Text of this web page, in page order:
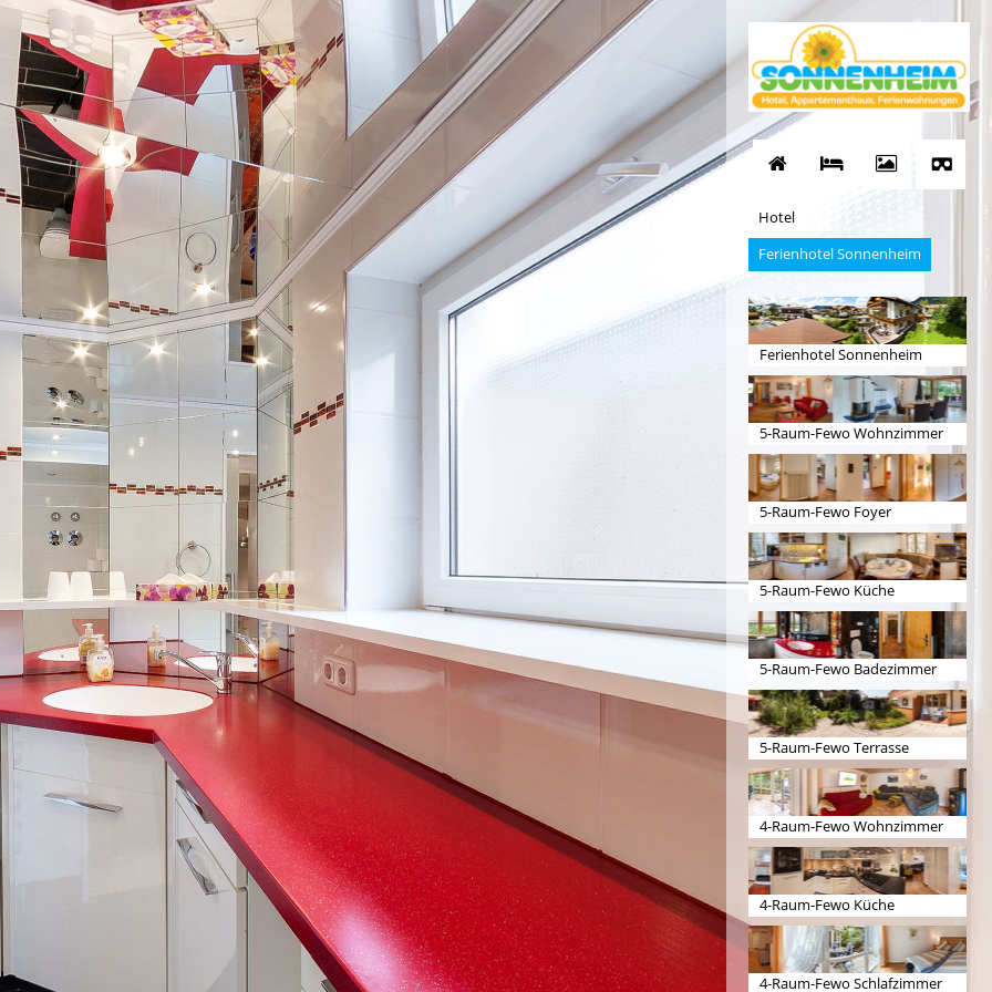
Hotel
Ferienhotel Sonnenheim
Ferienhotel Sonnenheim
5-Raum-Fewo Wohnzimmer
5-Raum-Fewo Foyer
5-Raum-Fewo Küche
5-Raum-Fewo Badezimmer
5-Raum-Fewo Terrasse
4-Raum-Fewo Wohnzimmer
4-Raum-Fewo Küche
4-Raum-Fewo Schlafzimmer